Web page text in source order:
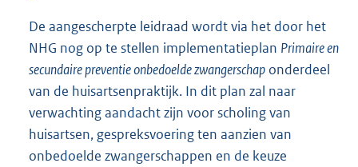
De aangescherpte leidraad wordt via het door het
NHG nog op te stellen implementatieplan Primaire en
secundaire preventie onbedoelde zwangerschap onderdeel
van de huisartsenpraktijk. In dit plan zal naar
verwachting aandacht zijn voor scholing van
huisartsen, gespreksvoering ten aanzien van
onbedoelde zwangerschappen en de keuze